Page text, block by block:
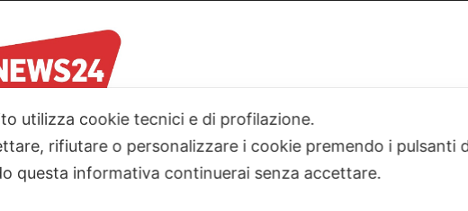
ITALIA – ESTERI PARLAMENTO SICILIA SALUTE SPORT
utilizza cookie tecnici e di profilazione.
rifiutare o personalizzare i cookie premendo i pulsanti
questa informativa continuerai senza accettare.